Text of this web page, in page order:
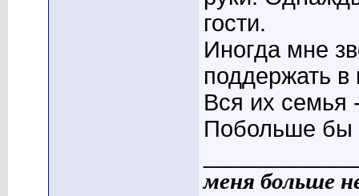
гости.
Иногда мне
поддержать в
Вся их семья
Побольше бы
меня больше